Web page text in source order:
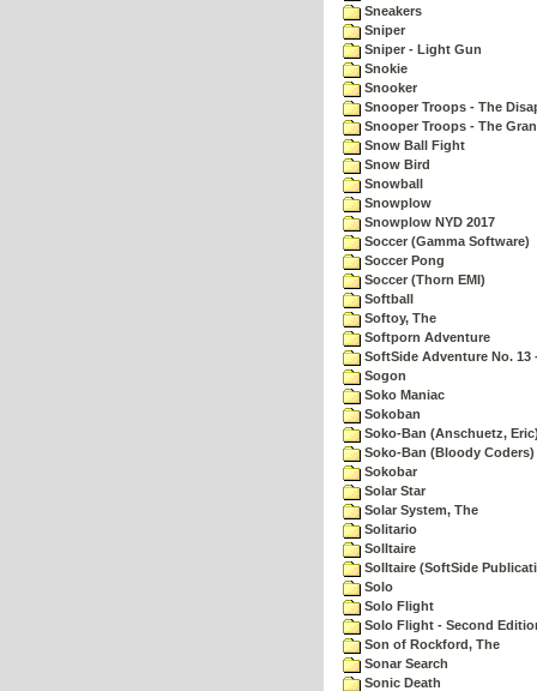
Sneakers
Sniper
Sniper - Light Gun
Snokie
Snooker
Snooper Troops - The
Snooper Troops - The
Snow Ball Fight
Snow Bird
Snowball
Snowplow
Snowplow NYD 2017
Soccer (Gamma Software)
Soccer Pong
Soccer (Thorn EMI)
Softball
Softoy, The
Softporn Adventure
SoftSide Adventure No. 13
Sogon
Soko Maniac
Sokoban
Soko-Ban (Anschuetz,
Soko-Ban (Bloody Coders)
Sokobar
Solar Star
Solar System, The
Solitario
Solltaire
Solltaire (SoftSide
Solo
Solo Flight
Solo Flight - Second
Son of Rockford, The
Sonar Search
Sonic Death